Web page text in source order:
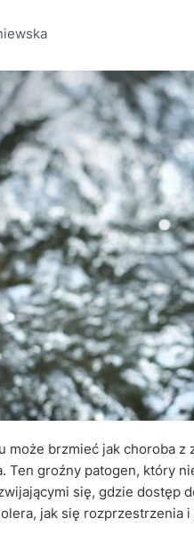
może brzmieć jak choroba
Ten groźny patogen, który
się, gdzie dostęp
jak się rozprzestrzenia